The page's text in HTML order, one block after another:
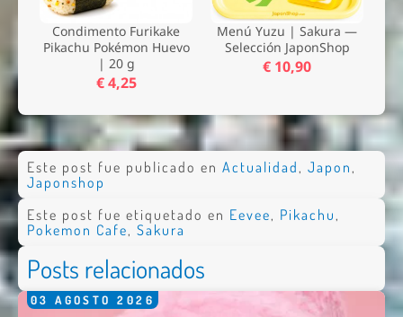
Condimento Furikake
Pikachu Pokémon Huevo
| 20 g
€ 4,25
Menú Yuzu | Sakura —
Selección JaponShop
€ 10,90
Este post fue publicado en Actualidad , Japon ,
Japonshop
Este post fue etiquetado en Eevee, Pikachu ,
Pokemon Cafe, Sakura
Posts relacionados
03 AGOSTO 2026